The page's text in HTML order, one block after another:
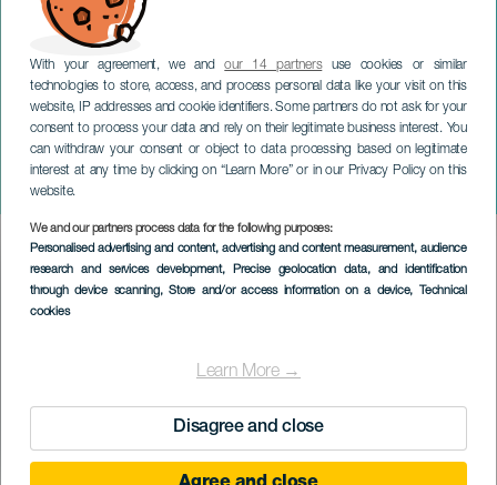
With your agreement, we andour 14 partnersuse cookies or similar
technologies to store, access, and process personal data like your visit on this
website, IP addresses and cookie identifiers. Some partners do not ask for your
consent to process your data and rely on their legitimate business interest. You
can withdraw your consent or object to data processing based on legitimate
interest at any time by clicking on “Learn More” or in our Privacy Policy on this
website.
We and our partners process data for the following purposes:
Personalised advertising and content, advertising and content measurement, audience
research and services development, Precise geolocation data, and identification
through device scanning, Store and/or access information on a device, Technical
cookies
Learn More →
Disagree and close
The Class Carnival
GRAN CANARIA
Imagen
Listado